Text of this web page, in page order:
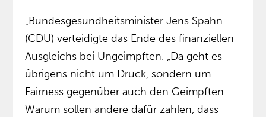
„Bundesgesundheitsminister Jens Spahn
(CDU) verteidigte das Ende des finanziellen
Ausgleichs bei Ungeimpften. „Da geht es
übrigens nicht um Druck, sondern um
Fairness gegenüber auch den Geimpften.
Warum sollen andere dafür zahlen, dass